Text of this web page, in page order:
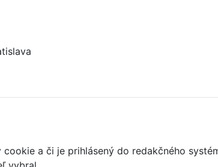
a či je prihlásený do redakčného